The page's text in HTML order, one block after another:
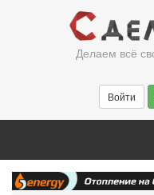
Делаем всё
Войти